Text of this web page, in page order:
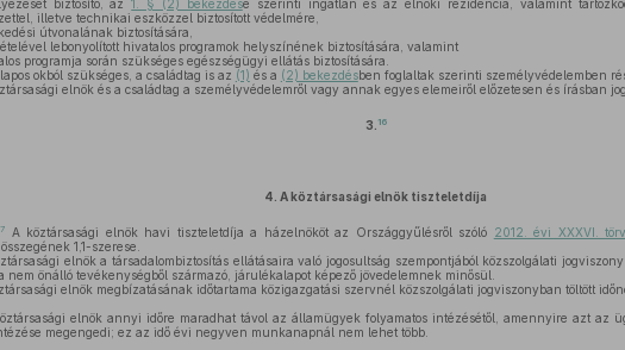
biztosító, az1. § (2) bekezdése szerinti ingatlan és az elnöki rezidencia, valamint
illetve technikai eszközzel biztosított védelmére,
útvonalának biztosítására,
lebonyolított hivatalos programok helyszínének biztosítására, valamint
programja során szükséges egészségügyi ellátás biztosítására.
okból szükséges, a családtag is az (1) és a (2) bekezdésben foglaltak szerinti személyvédelemben
elnök és a családtag a személyvédelemről vagy annak egyes elemeiről előzetesen és írásban
3. 16
4. A köztársasági elnök tiszteletdíja
A köztársasági elnök havi tiszteletdíja a házelnököt az Országgyűlésről szóló 2012. évi XXXVI.
1,1-szerese.
elnök a társadalombiztosítás ellátásaira való jogosultság szempontjából közszolgálati
nem önálló tevékenységből származó, járulékalapot képező jövedelemnek minősül.
elnök megbízatásának időtartama közigazgatási szervnél közszolgálati jogviszonyban töltött
elnök annyi időre maradhat távol az államügyek folyamatos intézésétől, amennyire azt az
megengedi; ez az idő évi negyven munkanapnál nem lehet több.